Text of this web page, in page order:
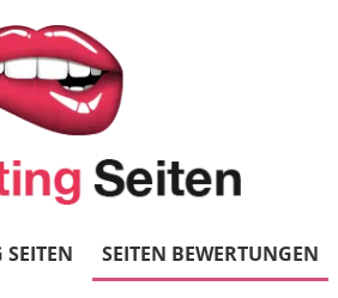
SEITEN SEITEN BEWERTUNGEN